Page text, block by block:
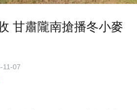
甘肅隴南搶播冬小麥
11-07